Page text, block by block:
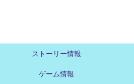
ストーリー情報
ゲーム情報